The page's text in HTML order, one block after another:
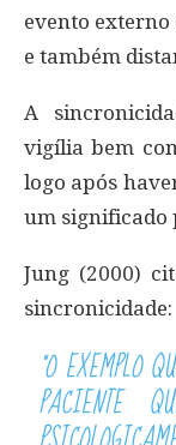
evento
e também
A
vigília bem
logo após
um significado
Jung (2000)
sincronicidade:
“O EXEMPLO
PACIENTE